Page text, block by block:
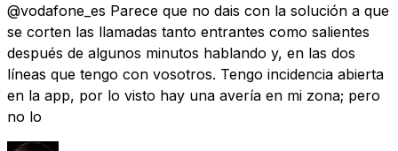
@vodafone_es Parece que no dais con la solución a que
se corten las llamadas tanto entrantes como salientes
después de algunos minutos hablando y, en las dos
líneas que tengo con vosotros. Tengo incidencia abierta
en la app, por lo visto hay una avería en mi zona; pero
no lo